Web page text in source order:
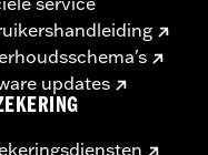
updates